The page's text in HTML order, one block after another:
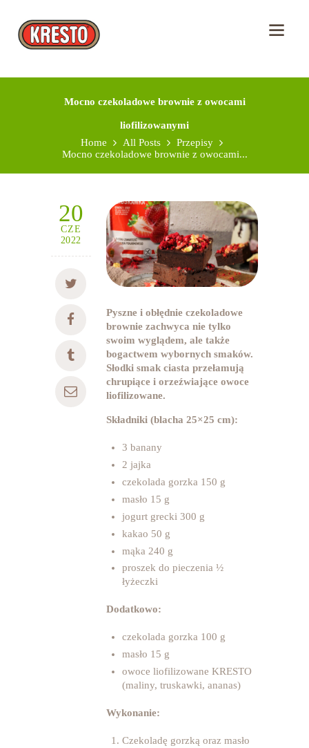
Mocno czekoladowe brownie z owocami
liofilizowanymi
Home
All Posts
Przepisy
Mocno czekoladowe brownie z owocami...
20
CZE
2022
Pyszne i obłędnie czekoladowe
brownie zachwyca nie tylko
swoim wyglądem, ale także
bogactwem wybornych smaków.
Słodki smak ciasta przełamują
chrupiące i orzeźwiające owoce
liofilizowane.
Składniki (blacha 25×25 cm):
3 banany
2 jajka
czekolada gorzka 150 g
masło 15 g
jogurt grecki 300 g
kakao 50 g
mąka 240 g
proszek do pieczenia ½
łyżeczki
Dodatkowo:
czekolada gorzka 100 g
masło 15 g
owoce liofilizowane KRESTO
(maliny, truskawki, ananas)
Wykonanie:
Czekoladę gorzką oraz masło